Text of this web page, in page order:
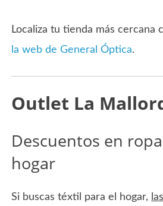
Localiza tu tienda más cercana
la web de General Óptica.
Outlet La
Descuentos en
hogar
Si buscas téxtil para el hogar,